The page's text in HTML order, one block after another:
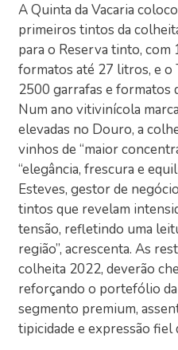
A Quinta da Vacaria
primeiros tintos da
para o Reserva tinto, com
formatos até 27 litros, e o
2500 garrafas e formatos
Num ano vitivinícola
elevadas no Douro, a
vinhos de “maior
“elegância, frescura e
Esteves, gestor de
tintos que revelam
tensão, refletindo uma
região”, acrescenta. As
colheita 2022, deverão
reforçando o portefólio
segmento premium,
tipicidade e expressão fiel